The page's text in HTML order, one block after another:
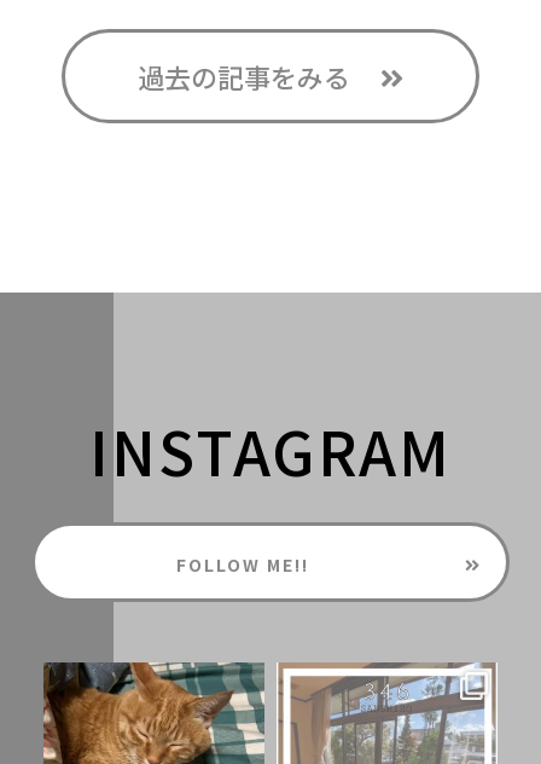
過去の記事をみる
INSTAGRAM
FOLLOW ME!!